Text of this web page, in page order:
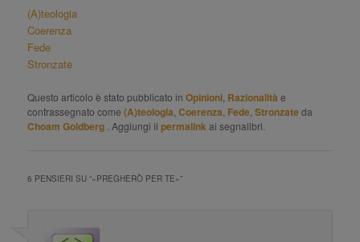
(A)teologia
Coerenza
Fede
Stronzate
Questo articolo è stato pubblicato inOpinioni Razionalità e
contrassegnato come(A)teologia ,Coerenza Fede ,Stronzateda
Choam Goldberg . Aggiungi ilpermalink ai segnalibri.
6 PENSIERI SU “«PREGHERÒ PER TE»”